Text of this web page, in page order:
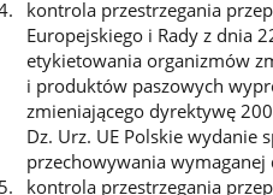
kontrola przestrzegania
Europejskiego i Rady z dnia
etykietowania organizmów
i produktów paszowych
zmieniającego dyrektywę
Dz. Urz. UE Polskie wydanie
przechowywania
kontrola przestrzegania